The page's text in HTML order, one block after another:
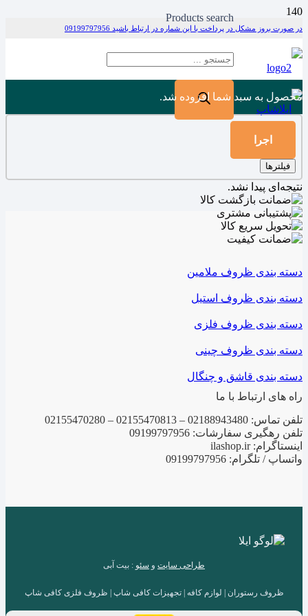
در صورت بروز مشکل در پرداخت با این شماره در ارتباط باشید 09199797956
Products search
محصول به سبد شما افزوده شد.
اجرا
فیلترها
نتیجه‌ای پیدا نشد.
دسته بندی ظروف ملامین
دسته بندی ظروف استیل
دسته بندی ظروف فلزی
دسته بندی ظروف چینی
دسته بندی قاشق و چنگال
راه های ارتباط با ما
تلفن تماس: 02188943480 – 02155470813 – 02155470280
تلفن رهگیری سفارشات: 09199797956
اینستاگرام: ilashop.ir
واتساپ / تلگرام: 09199797956
طراحی سایت و سئو : بیت آبی
ظروف رستوران | لوازم کافه | تجهیزات کافی شاپ | ظروف فلزی کافی شاپ